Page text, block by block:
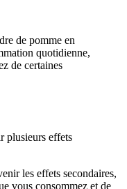
de pomme en
quotidienne,
de certaines
plusieurs effets
les effets secondaires,
vous consommez et de